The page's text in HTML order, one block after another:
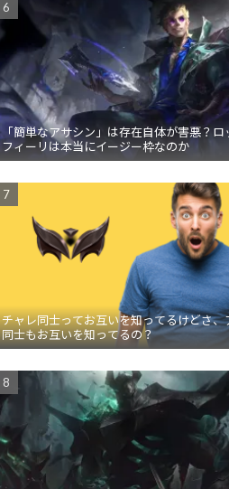
「簡単なアサシン」は存在自体が害悪？ロ
フィーリは本当にイージー枠なのか
チャレ同士ってお互いを知ってるけどさ、
同士もお互いを知ってるの？